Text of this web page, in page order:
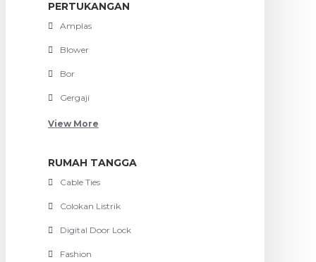
PERTUKANGAN
Amplas
Blower
Bor
Gergaji
View More
RUMAH TANGGA
Cable Ties
Colokan Listrik
Digital Door Lock
Fashion